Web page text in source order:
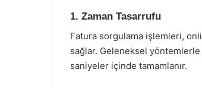
1. Zaman Tasarrufu
Fatura sorgulama işlemleri,
sağlar. Geleneksel
saniyeler içinde tamamlanır.